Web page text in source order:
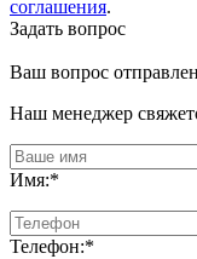
соглашения.
Задать вопрос
Ваш вопрос
Наш менеджер
Имя:*
Телефон:*